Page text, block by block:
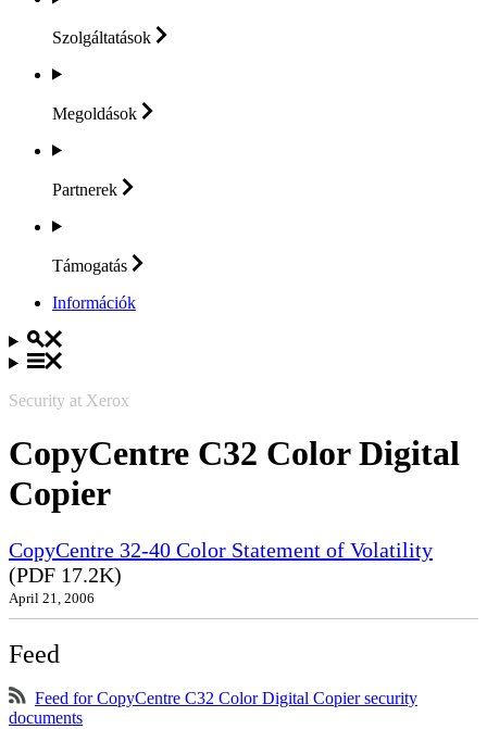
Szolgáltatások
Megoldások
Partnerek
Támogatás
Információk
Security at Xerox
CopyCentre C32 Color Digital
Copier
CopyCentre 32-40 Color Statement of Volatility
(PDF 17.2K)
April 21, 2006
Feed
Feed for CopyCentre C32 Color Digital Copier security
documents